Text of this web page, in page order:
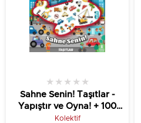
Sahne Senin! Taşıtlar -
Yapıştır ve Oyna! + 100
Çıkartma
★ ★ ★ ★ ★
Kolektif